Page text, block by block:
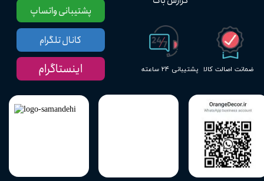
پشتیبانی ۲۴ ساعته ضمانت اصالت کالا
پشتیبانی واتساپ
کانال تلگرام
اینستاگرام